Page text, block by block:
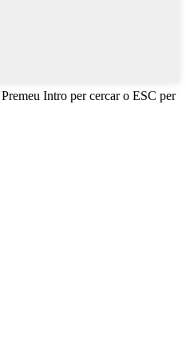
Premeu Intro per cercar o ESC per